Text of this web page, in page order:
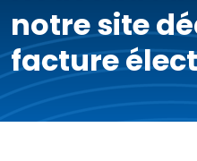
notre site
facture